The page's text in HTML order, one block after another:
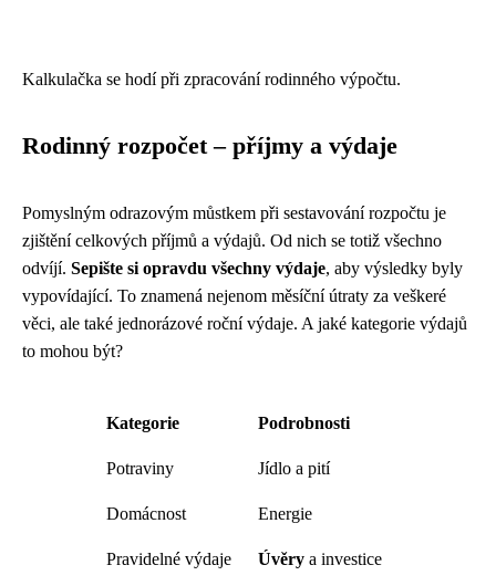
Kalkulačka se hodí při zpracování rodinného výpočtu.
Rodinný rozpočet – příjmy a výdaje
Pomyslným odrazovým můstkem při sestavování rozpočtu je
zjištění celkových příjmů a výdajů. Od nich se totiž všechno
odvíjí. Sepište si opravdu všechny výdaje, aby výsledky byly
vypovídající. To znamená nejenom měsíční útraty za veškeré
věci, ale také jednorázové roční výdaje. A jaké kategorie výdajů
to mohou být?
Kategorie Podrobnosti
Potraviny Jídlo a pití
Domácnost Energie
Pravidelné výdaje Úvěrya investice